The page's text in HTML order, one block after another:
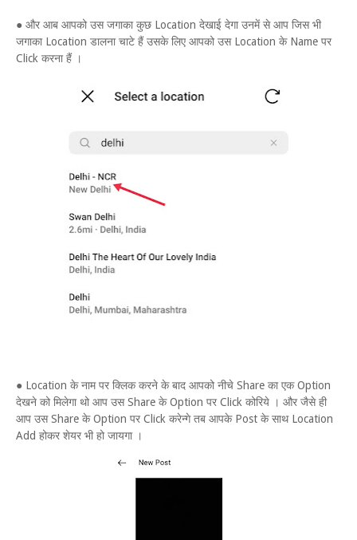
● और आब आपको उस जगाका कुछ Location देखाई देगा उनमें से आप जिस भी
जगाका Location डालना चाटे हैं उसके लिए आपको उस Location के Name पर
Click करना हैं ।
● Location के नाम पर क्लिक करने के बाद आपको नीचे Share का एक Option
देखने को मिलेगा थो आप उस Share के Option पर Click कोरिये । और जैसे ही
आप उस Share के Option पर Click करेन्गे तब आपके Post के साथ Location
Add होकर शेयर भी हो जायगा ।